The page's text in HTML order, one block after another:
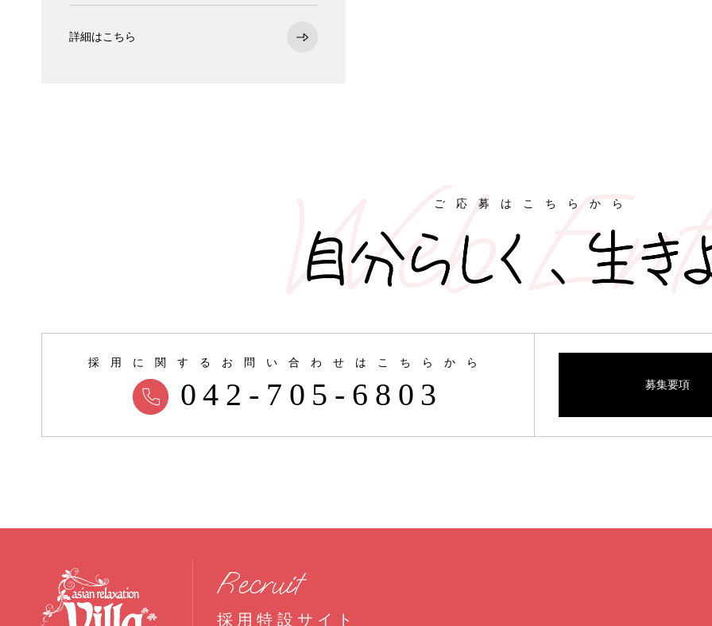
詳細はこちら
Webご応募はこちらから
採用に関する お問い合わせはこちらから
042-705-6803 募集要項
Recruit
採用特設サイト